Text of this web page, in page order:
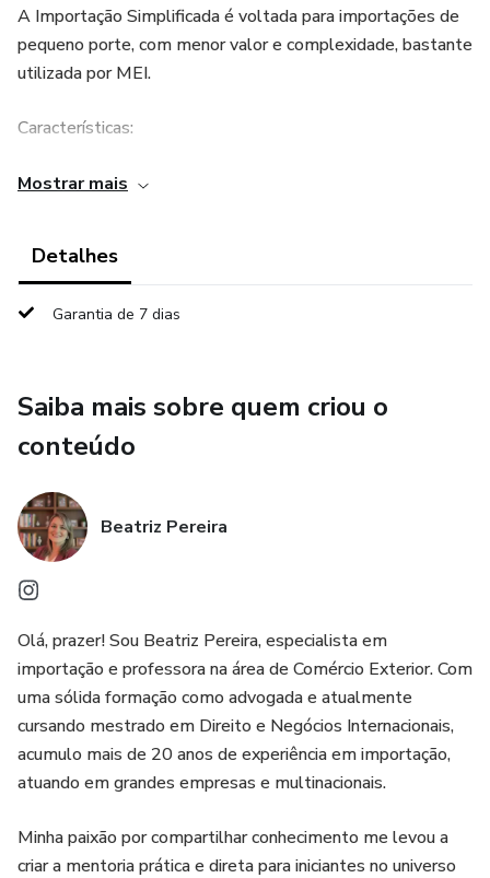
A Importação Simplificada é voltada para importações de
pequeno porte, com menor valor e complexidade, bastante
utilizada por MEI.
Características:
- Usada para valores de até US 3.000 (três mil dólares)
- Utiliza a Declaração Simplificada de Importação (DSI);
- Muito usada para remessas expressas (courier: Fedex,
UPS, DHL).
Na Mentoria você vai aprender na prática a importação
Simplificada:
✅ Como abrir conta no Alibaba e como encontrar
fornecedores confiáveis;
✅ Como conversar com os chineses no Alibaba;
✅ Como fazer o pagamento da importação;
Mostrar mais
Detalhes
Garantia de 7 dias
Saiba mais sobre quem criou o
conteúdo
Beatriz Pereira
Olá, prazer! Sou Beatriz Pereira, especialista em
importação e professora na área de Comércio Exterior. Com
uma sólida formação como advogada e atualmente
cursando mestrado em Direito e Negócios Internacionais,
acumulo mais de 20 anos de experiência em importação,
atuando em grandes empresas e multinacionais.
Minha paixão por compartilhar conhecimento me levou a
criar a mentoria prática e direta para iniciantes no universo